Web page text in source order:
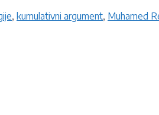
, kumulativni argument, Muhamed